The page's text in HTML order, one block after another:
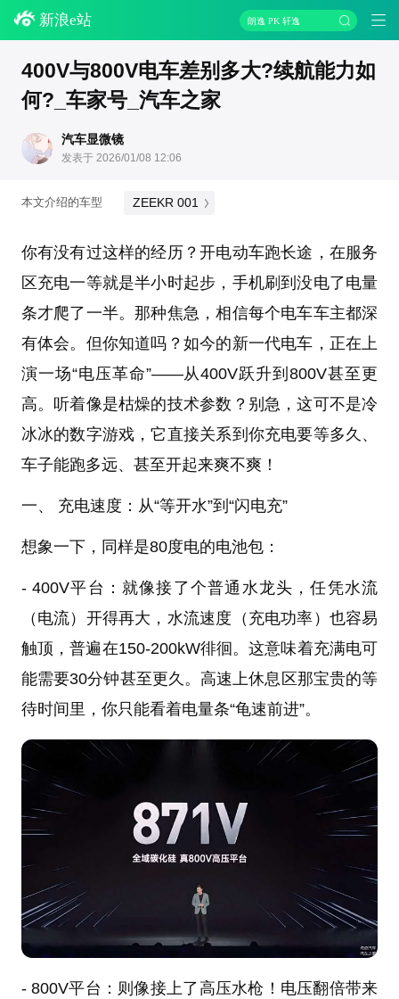
新浪e站 朗逸 PK 轩逸
400V与800V电车差别多大?续航能力如
何?_车家号_汽车之家
汽车显微镜
发表于 2026/01/08 12:06
本文介绍的车型 ZEEKR 001
你有没有过这样的经历？开电动车跑长途，在服务
区充电一等就是半小时起步，手机刷到没电了电量
条才爬了一半。那种焦急，相信每个电车车主都深
有体会。但你知道吗？如今的新一代电车，正在上
演一场“电压革命”——从400V跃升到800V甚至更
高。听着像是枯燥的技术参数？别急，这可不是冷
冰冰的数字游戏，它直接关系到你充电要等多久、
车子能跑多远、甚至开起来爽不爽！
一、 充电速度：从“等开水”到“闪电充”
想象一下，同样是80度电的电池包：
- 400V平台：就像接了个普通水龙头，任凭水流
（电流）开得再大，水流速度（充电功率）也容易
触顶，普遍在150-200kW徘徊。这意味着充满电可
能需要30分钟甚至更久。高速上休息区那宝贵的等
待时间里，你只能看着电量条“龟速前进”。
- 800V平台：则像接上了高压水枪！电压翻倍带来